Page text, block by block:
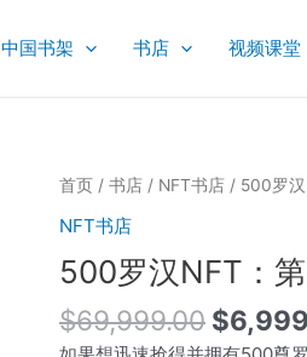
中国书架 书店 视频课堂
首页 / 书店 / NFT书店 / 500罗
NFT书店
500罗汉NFT：
$69,999.00
原
$
500
NFT：
77